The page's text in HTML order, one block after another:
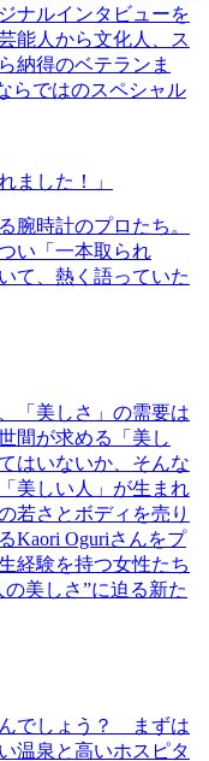
ナルインタビューを
能人から文化人、ス
納得のベテランま
らではのスペシャル
ました！」
腕時計のプロたち。
い「一本取られ
て、熱く語っていた
「美しさ」の需要は
間が求める「美し
はいないか、そんな
美しい人」が生まれ
若さとボディを売り
Kaori Oguriさんをプ
経験を持つ女性たち
美しさ”に迫る新た
でしょう？ まずは
温泉と高いホスピタ